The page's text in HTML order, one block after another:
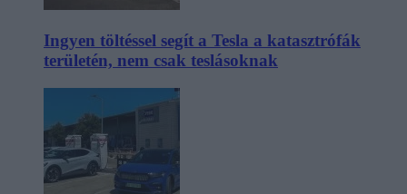
Ingyen töltéssel segít a Tesla a katasztrófák
területén, nem csak teslásoknak